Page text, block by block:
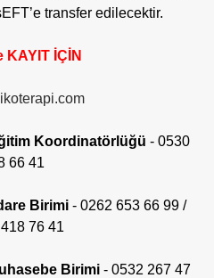
transfer edilecektir.
KAYIT İÇİN
Koordinatörlüğü - 0530
66 41
Birimi- 0262 653 66 99 /
76 41
Birimi - 0532 267 47